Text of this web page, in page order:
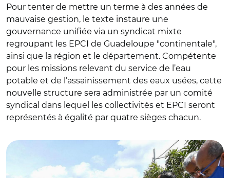
Pour tenter de mettre un terme à des années de
mauvaise gestion, le texte instaure une
gouvernance unifiée via un syndicat mixte
regroupant les EPCI de Guadeloupe "continentale",
ainsi que la région et le département. Compétente
pour les missions relevant du service de l’eau
potable et de l’assainissement des eaux usées, cette
nouvelle structure sera administrée par un comité
syndical dans lequel les collectivités et EPCI seront
représentés à égalité par quatre sièges chacun.